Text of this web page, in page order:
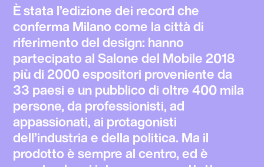
È stata l’edizione dei record che
conferma Milano come la città di
riferimento del design: hanno
partecipato al Salone del Mobile 2018
più di 2000 espositori proveniente da
33 paesi e un pubblico di oltre 400 mila
persone, da professionisti, ad
appassionati, ai protagonisti
dell’industria e della politica. Ma il
prodotto è sempre al centro, ed è